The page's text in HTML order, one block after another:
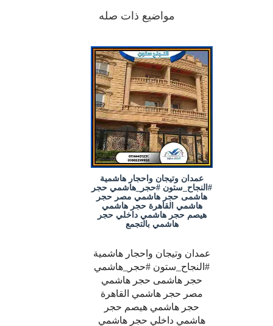
مواضيع ذات صله
عمدان وتيجان واحجار هاشمية
#النجاح_ستون #حجر_هاشمي حجر
هاشمى حجر هاشمي مصر حجر
هاشمي القاهرة حجر هاشمي
هيصم حجر هاشمي داخلي حجر
هاشمي بالتجمع
عمدان وتيجان واحجار هاشمية
#النجاح_ستون #حجر_هاشمي
حجر هاشمى حجر هاشمي
مصر حجر هاشمي القاهرة
حجر هاشمي هيصم حجر
هاشمي داخلي حجر هاشمي